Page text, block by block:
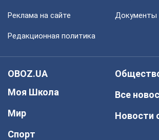
Реклама на сайте Документы
Редакционная политика
OBOZ.UA
Моя Школа
Мир
Спорт
Все
Новости